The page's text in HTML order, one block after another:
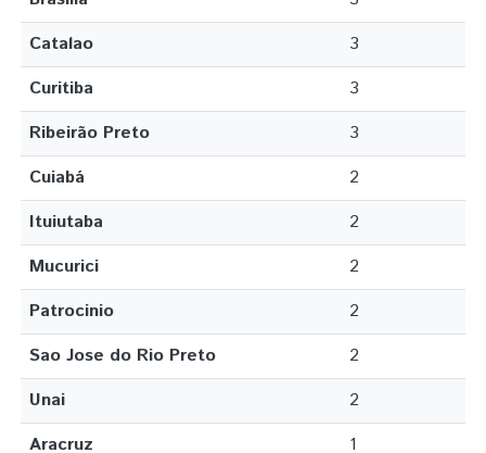
Catalao
3
Curitiba
3
Ribeirão Preto
3
Cuiabá
2
Ituiutaba
2
Mucurici
2
Patrocinio
2
Sao Jose do Rio Preto
2
Unai
2
Aracruz
1